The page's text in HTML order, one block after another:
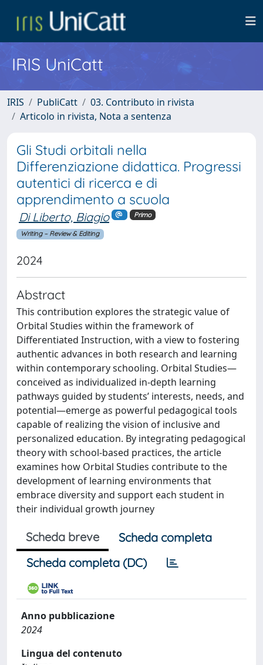
IRIS UniCatt
IRIS PubliCatt
03. Contributo in rivista
Articolo in rivista, Nota a sentenza
Gli Studi orbitali nella
Differenziazione didattica. Progressi
autentici di ricerca e di
apprendimento a scuola
Di Liberto, Biagio Primo
Writing – Review & Editing
2024
Abstract
This contribution explores the strategic value of
Orbital Studies within the framework of
Differentiated Instruction, with a view to fostering
authentic advances in both research and learning
within contemporary schooling. Orbital Studies—
conceived as individualized in-depth learning
pathways guided by students’ interests, needs, and
potential—emerge as powerful pedagogical tools
capable of realizing the vision of inclusive and
personalized education. By integrating pedagogical
theory with school-based practices, the article
examines how Orbital Studies contribute to the
development of learning environments that
embrace diversity and support each student in
their individual growth journey
Scheda breve
Scheda completa
Scheda completa (DC)
Anno pubblicazione
2024
Lingua del contenuto